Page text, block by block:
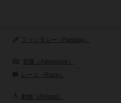
ファンタジー（Fantasy）
冒険（Adventure）
レース（Race）
動物（Animal）